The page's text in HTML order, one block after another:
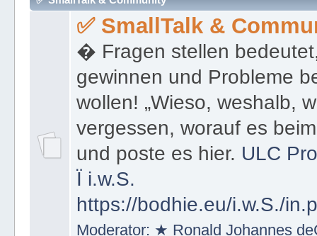
✅ SmallTalk &
� Fragen stellen
gewinnen und Probleme
wollen! „Wieso, weshalb,
vergessen, worauf es
und poste es hier. ULC
Ï i.w.S.
https://bodhie.eu/i.w.S./
Moderator: ★ Ronald Johannes